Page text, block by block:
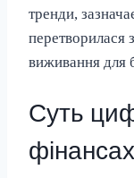
тренди,
перетворилася
виживання для
Суть
фінансах